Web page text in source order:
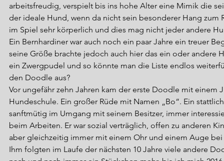
arbeitsfreudig, verspielt bis ins hohe Alter eine Mimik die
der ideale Hund, wenn da nicht sein besonderer Hang zum
im Spiel sehr körperlich und dies mag nicht jeder andere
Ein Bernhardiner war auch noch ein paar Jahre ein treuer
seine Größe brachte jedoch auch hier das ein oder andere
ein Zwergpudel und so könnte man die Liste endlos
den Doodle aus?
Vor ungefähr zehn Jahren kam der erste Doodle mit einem
Hundeschule. Ein großer Rüde mit Namen „Bo“. Ein
sanftmütig im Umgang mit seinem Besitzer, immer
beim Arbeiten. Er war sozial verträglich, offen zu anderen
aber gleichzeitig immer mit einem Ohr und einem Auge bei
Ihm folgten im Laufe der nächsten 10 Jahre viele andere